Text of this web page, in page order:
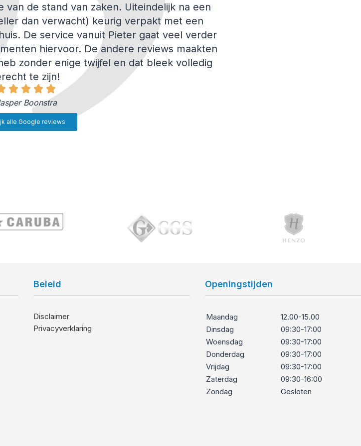
de stand van zaken. Uiteindelijk na een
dan verwacht) keurig verpakt met een
De service vanuit Pieter gaat veel verder
hiervoor. De andere reviews maakten
zonder enige twijfel en dat bleek volledig
te zijn!
Boonstra
alle Google reviews
Beleid
Disclaimer
Privacyverklaring
Openingstijden
Maandag
12.00-15.00
Dinsdag
09:30-17:00
Woensdag
09:30-17:00
Donderdag
09:30-17:00
Vrijdag
09:30-17:00
Zaterdag
09:30-16:00
Zondag
Gesloten